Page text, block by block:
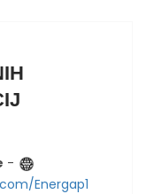
-
Energap1